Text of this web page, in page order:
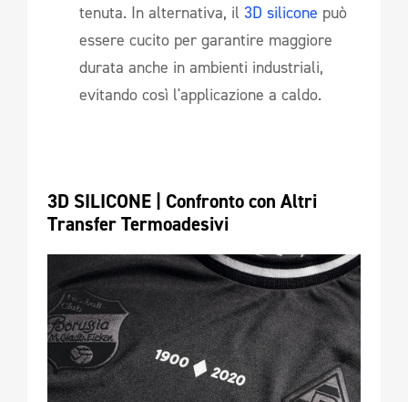
tenuta. In alternativa, il 3D silicone può
essere cucito per garantire maggiore
durata anche in ambienti industriali,
evitando così l'applicazione a caldo.
3D SILICONE | Confronto con Altri
Transfer Termoadesivi